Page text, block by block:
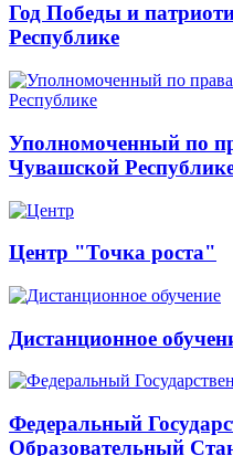
Год Победы и
Республике
Уполномоченный по
Чувашской
Центр "Точка роста"
Дистанционное
Федеральный
Образовательный